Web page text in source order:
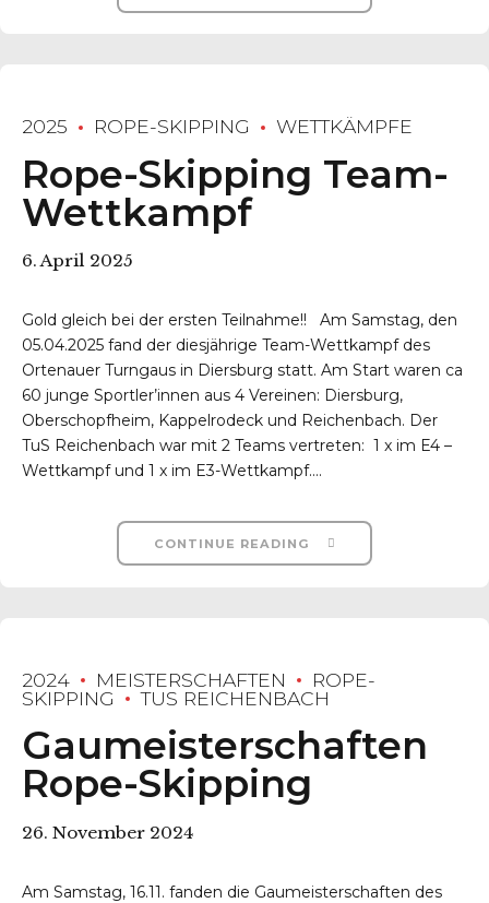
2025 ROPE-SKIPPING WETTKÄMPFE
Rope-Skipping Team-
Wettkampf
6. April 2025
Gold gleich bei der ersten Teilnahme!! Am Samstag, den
05.04.2025 fand der diesjährige Team-Wettkampf des
Ortenauer Turngaus in Diersburg statt. Am Start waren ca
60 junge Sportler’innen aus 4 Vereinen: Diersburg,
Oberschopfheim, Kappelrodeck und Reichenbach. Der
TuS Reichenbach war mit 2 Teams vertreten: 1 x im E4 –
Wettkampf und 1 x im E3-Wettkampf....
CONTINUE READING
2024 MEISTERSCHAFTEN
ROPE-
SKIPPING
TUS REICHENBACH
Gaumeisterschaften
Rope-Skipping
26. November 2024
Am Samstag, 16.11. fanden die Gaumeisterschaften des